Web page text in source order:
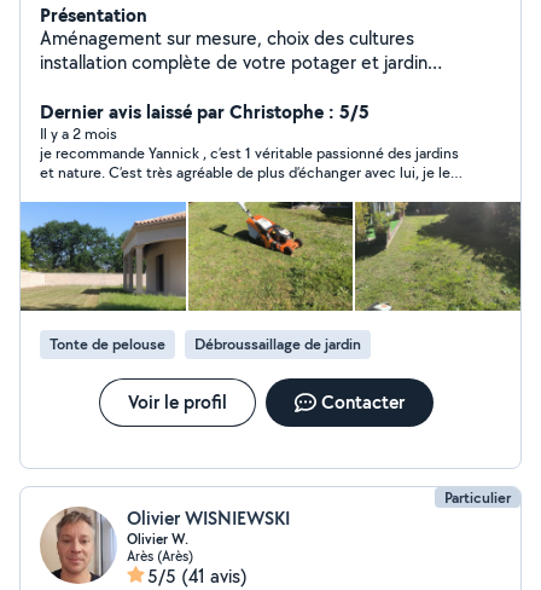
Présentation
Aménagement sur mesure, choix des cultures
installation complète de votre potager et jardin
désherbage conseil d'expert pour tout votre jardin.
Nettoyage de terrasse et clôture.
Dernier avis laissé par Christophe : 5/5
Il y a 2 mois
je recommande Yannick , c’est 1 véritable passionné des jardins
et nature. C’est très agréable de plus d’échanger avec lui, je le
Tonte de pelouse Débroussaillage de jardin
Voir le profil Contacter
Particulier
Olivier WISNIEWSKI
Olivier W.
Arès (Arès)
5/5 (41 avis)